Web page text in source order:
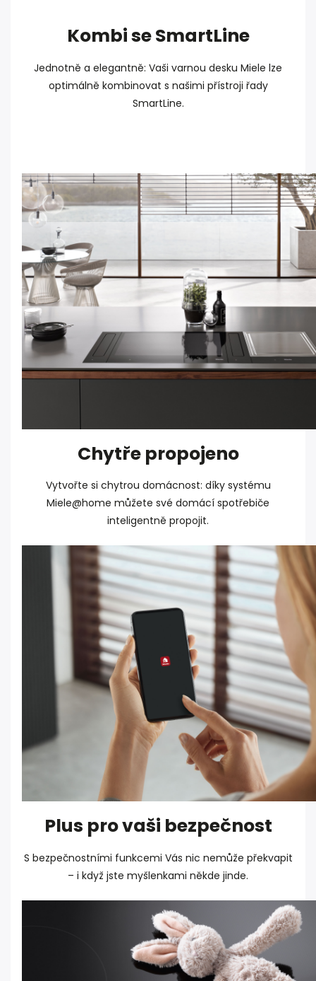
Kombi se SmartLine
Jednotně a elegantně: Vaši varnou desku Miele lze
optimálně kombinovat s našimi přístroji řady
SmartLine.
Chytře propojeno
Vytvořte si chytrou domácnost: díky systému
Miele@home můžete své domácí spotřebiče
inteligentně propojit.
Plus pro vaši bezpečnost
S bezpečnostními funkcemi Vás nic nemůže překvapit
– i když jste myšlenkami někde jinde.